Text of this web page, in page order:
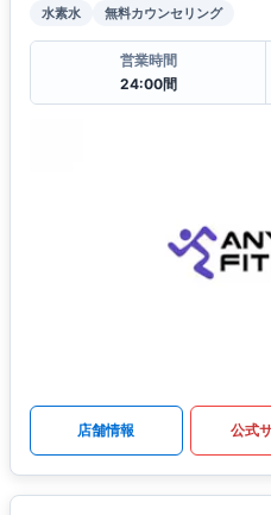
水素水
無料カウンセリング
営業時間
24:00間
店舗情報 公式